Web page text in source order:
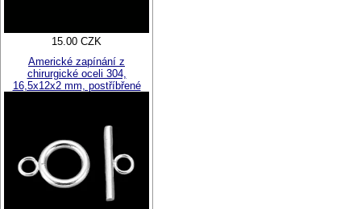
15.00 CZK
Americké zapínání z
chirurgické oceli 304,
16,5x12x2 mm, postříbřené